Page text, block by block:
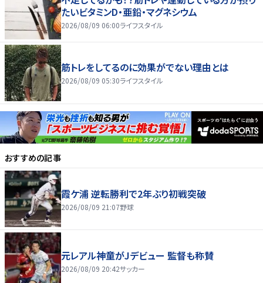
たいビタミンD・亜鉛・マグネシウム
2026/08/09 06:00ライフスタイル
筋トレをしてるのに効果がでない理由とは
2026/08/09 05:30ライフスタイル
おすすめの記事
霞ケ浦 逆転勝利で2年ぶり初戦突破
2026/08/09 21:07野球
元レアル神童がJデビュー 監督も称賛
2026/08/09 20:42サッカー